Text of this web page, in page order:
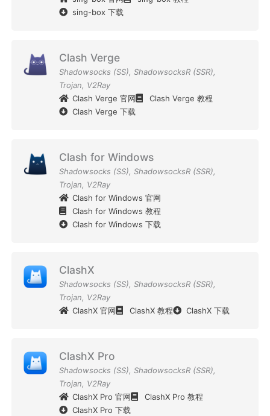
sing-box 下载
Clash Verge
Shadowsocks (SS), ShadowsocksR (SSR),
Trojan, V2Ray
Clash Verge 官网
Clash Verge 教程
Clash Verge 下载
Clash for Windows
Shadowsocks (SS), ShadowsocksR (SSR),
Trojan, V2Ray
Clash for Windows 官网
Clash for Windows 教程
Clash for Windows 下载
ClashX
Shadowsocks (SS), ShadowsocksR (SSR),
Trojan, V2Ray
ClashX 官网
ClashX 教程 ClashX 下载
ClashX Pro
Shadowsocks (SS), ShadowsocksR (SSR),
Trojan, V2Ray
ClashX Pro 官网
ClashX Pro 教程
ClashX Pro 下载